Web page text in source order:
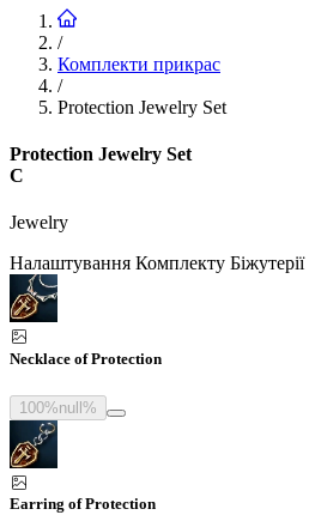
/
Комплекти прикрас
/
Protection Jewelry Set
Protection Jewelry Set
C
Jewelry
Налаштування Комплекту Біжутерії
Necklace of Protection
100%null%
Earring of Protection